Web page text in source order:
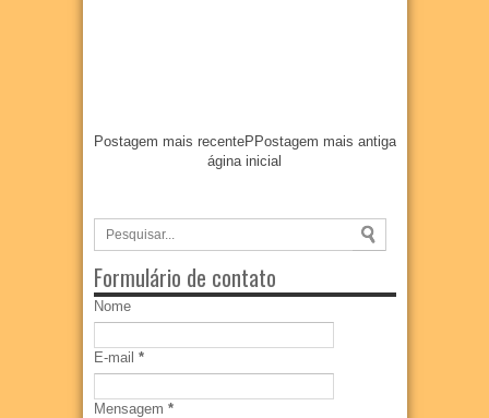
Postagem mais recente Postagem mais antiga
P
ágina inicial
Formulário de contato
Nome
E-mail *
Mensagem *